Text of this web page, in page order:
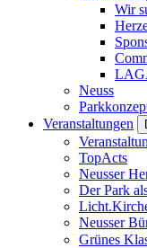
Wir
Neuss
Veranstaltungen
TopActs
Neusser
Der Park
Neusser
Grünes